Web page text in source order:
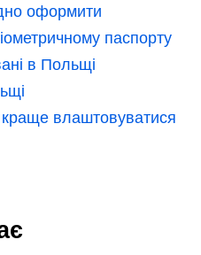
оформити
паспорту
в Польщі
влаштовуватися